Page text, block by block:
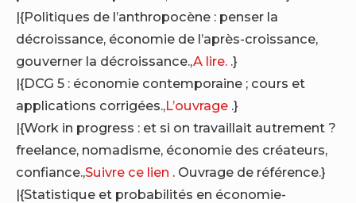
|{Politiques de l’anthropocène : penser la
décroissance, économie de l’après-croissance,
gouverner la décroissance.,A lire. .}
|{DCG 5 : économie contemporaine ; cours et
applications corrigées.,L’ouvrage .}
|{Work in progress : et si on travaillait autrement ?
freelance, nomadisme, économie des créateurs,
confiance.,Suivre ce lien . Ouvrage de référence.}
|{Statistique et probabilités en économie-